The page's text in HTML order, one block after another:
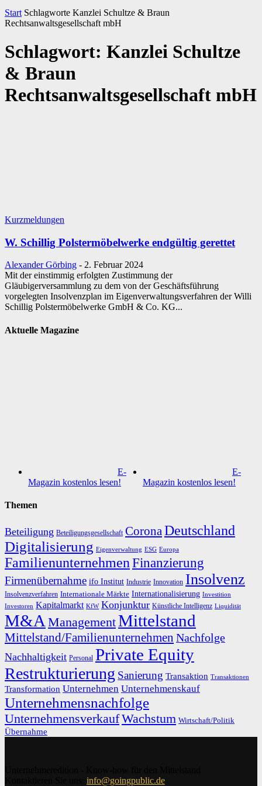
Start Schlagworte Kanzlei Schultze & Braun
Rechtsanwaltsgesellschaft mbH
Schlagwort: Kanzlei Schultze
& Braun
Rechtsanwaltsgesellschaft mbH
Kurzmeldungen
W. Schillig Polstermöbelwerke endgültig gerettet
Alexander Görbing - 2. Februar 2024
Mit der einstimmig erfolgten Zustimmung der
Gläubigerversammlung zu dem von der Geschäftsführung
vorgelegten Insolvenzplan im Eigenverwaltungsverfahren der Willi
Schillig Polstermöbelwerke GmbH & Co. KG...
Aktuelle Magazine
E-
Magazin kostenlos lesen!
E-
Magazin kostenlos lesen!
Themen
Beteiligung Beteiligungsgesellschaft CoronaDeutschland
Digitalisierung Eigenverwaltung ESG Europa
FamilienunternehmenFinanzierung
Firmenübernahme ifo Institut Industrie Innovation Insolvenz
Insolvenzverfahren Internationale Märkte Internationalisierung Investition
Investoren Kapitalmarkt KfW Konjunktur Künstliche Intelligenz Liquidität
M&A ManagementMittelstand
Mittelstand/Familienunternehmen Nachfolge
Nachhaltigkeit Personal Private Equity
Restrukturierung Sanierung Transaktion Transaktionen
Transformation Unternehmen Unternehmenskauf
Unternehmensnachfolge
UnternehmensverkaufWachstum Wirtschaft/Politik
Übernahme
info@goingpublic.de